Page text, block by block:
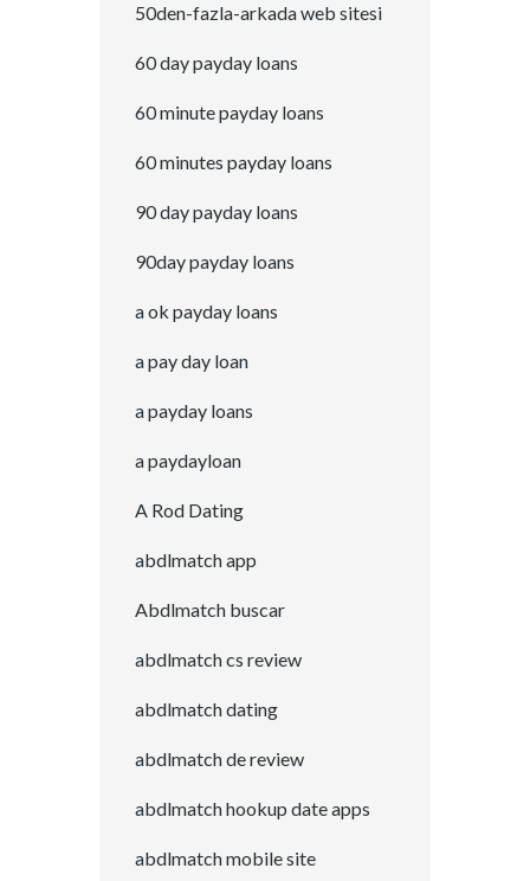
50den-fazla-arkada web sitesi
60 day payday loans
60 minute payday loans
60 minutes payday loans
90 day payday loans
90day payday loans
a ok payday loans
a pay day loan
a payday loans
a paydayloan
A Rod Dating
abdlmatch app
Abdlmatch buscar
abdlmatch cs review
abdlmatch dating
abdlmatch de review
abdlmatch hookup date apps
abdlmatch mobile site